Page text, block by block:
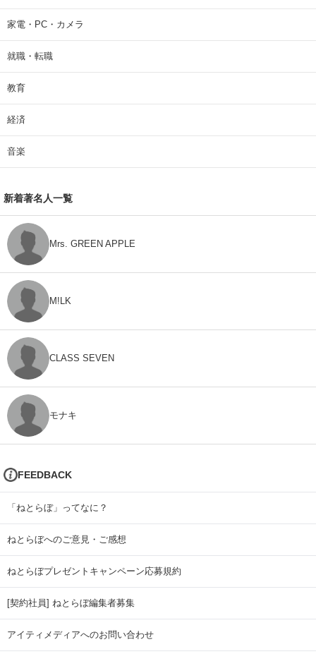
家電・PC・カメラ
就職・転職
教育
経済
音楽
新着著名人一覧
Mrs. GREEN APPLE
M!LK
CLASS SEVEN
モナキ
FEEDBACK
「ねとらぼ」ってなに？
ねとらぼへのご意見・ご感想
ねとらぼプレゼントキャンペーン応募規約
[契約社員] ねとらぼ編集者募集
アイティメディアへのお問い合わせ